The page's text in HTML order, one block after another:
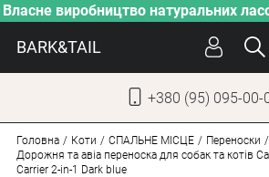
Власне виробництво натуральних
BARK&TAIL
+380 (95) 095-00-
Головна Коти СПАЛЬНЕ МІСЦЕ
Переноски
Дорожня та авіа переноска для собак та котів
Carrier 2-in-1 Dark blue